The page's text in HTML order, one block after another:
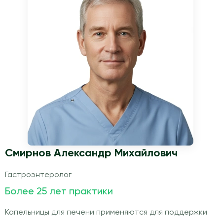
Смирнов Александр Михайлович
Гастроэнтеролог
Более 25 лет практики
Капельницы для печени применяются для поддержки